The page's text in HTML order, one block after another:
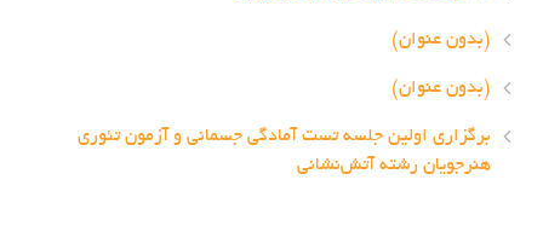
(بدون عنوان)
(بدون عنوان)
برگزاری اولین جلسه تست آمادگی جسمانی و آزمون تئوری
هنرجویان رشته آتش‌نشانی